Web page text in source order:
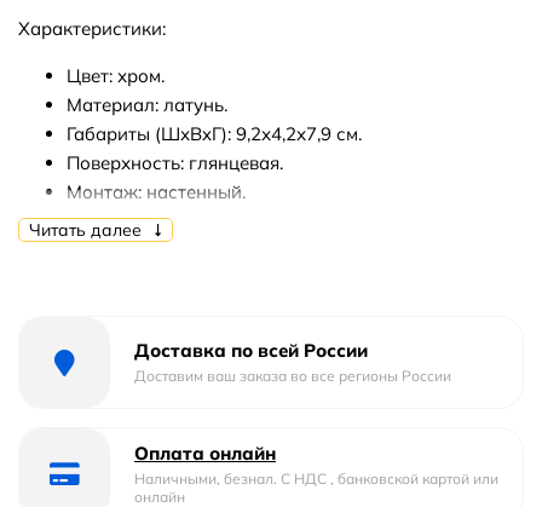
Характеристики:
Цвет: хром.
Материал: латунь.
Габариты (ШхВxГ): 9,2х4,2х7,9 см.
Поверхность: глянцевая.
Монтаж: настенный.
В комплекте поставки:
Читать далее
Доставка по всей России
Доставим ваш заказа во все регионы России
Оплата онлайн
Наличными, безнал. С НДС , банковской картой или
онлайн